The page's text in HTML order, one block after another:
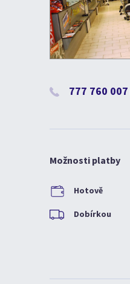
777 760 007
Možnosti platby
Hotově
Dobírkou